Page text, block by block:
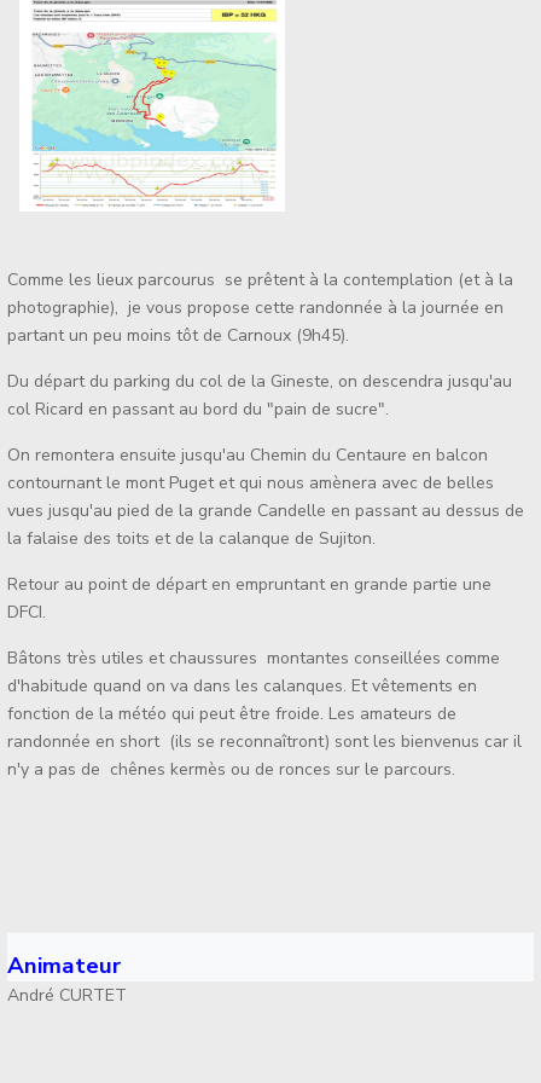
Comme les lieux parcourus se prêtent à la contemplation (et à la
photographie), je vous propose cette randonnée à la journée en
partant un peu moins tôt de Carnoux (9h45).
Du départ du parking du col de la Gineste, on descendra jusqu'au
col Ricard en passant au bord du "pain de sucre".
On remontera ensuite jusqu'au Chemin du Centaure en balcon
contournant le mont Puget et qui nous amènera avec de belles
vues jusqu'au pied de la grande Candelle en passant au dessus de
la falaise des toits et de la calanque de Sujiton.
Retour au point de départ en empruntant en grande partie une
DFCI.
Bâtons très utiles et chaussures montantes conseillées comme
d'habitude quand on va dans les calanques. Et vêtements en
fonction de la météo qui peut être froide. Les amateurs de
randonnée en short (ils se reconnaîtront) sont les bienvenus car il
n'y a pas de chênes kermès ou de ronces sur le parcours.
Animateur
André CURTET